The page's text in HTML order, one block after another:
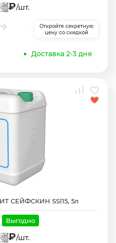
₽/шт.
Откройте секретную
цену со скидкой
Доставка 2-3 дня
СЕЙФСКИН SSl15, 5л
Выгодно
₽/шт.